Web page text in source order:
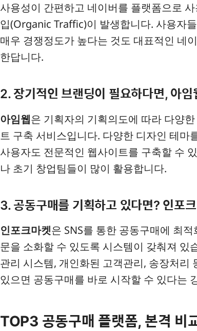
사용성이 간편하고 네이버를 플랫폼으로
입(Organic Traffic)이 발생합니다. 사용자
매우 경쟁정도가 높다는 것도 대표적인 네
한답니다.
2. 장기적인 브랜딩이 필요하다면, 아임
아임웹은 기획자의 기획의도에 따라 다양
트 구축 서비스입니다. 다양한 디자인 테마
사용자도 전문적인 웹사이트를 구축할 수
나 초기 창업팀들이 많이 활용합니다.
3. 공동구매를 기획하고 있다면? 인포
인포크마켓은 SNS를 통한 공동구매에 최
문을 소화할 수 있도록 시스템이 갖춰져 있
관리 시스템, 개인화된 고객관리, 송장처리
있으면 공동구매를 바로 시작할 수 있다는
TOP3 공동구매 플랫폼, 본격 비